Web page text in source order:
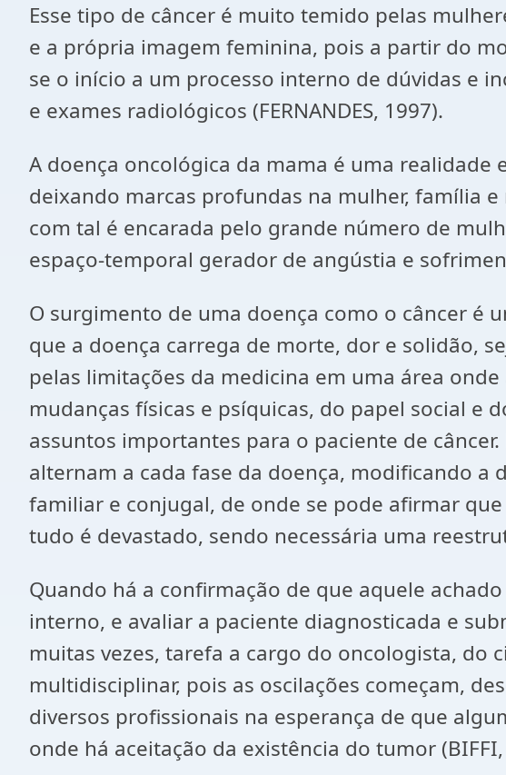
Esse tipo de câncer é muito temido pelas
e a própria imagem feminina, pois a partir do
se o início a um processo interno de dúvidas e
e exames radiológicos (FERNANDES, 1997).
A doença oncológica da mama é uma
deixando marcas profundas na mulher, família
com tal é encarada pelo grande número de
espaço-temporal gerador de angústia e
O surgimento de uma doença como o câncer é
que a doença carrega de morte, dor e solidão,
pelas limitações da medicina em uma área
mudanças físicas e psíquicas, do papel social e
assuntos importantes para o paciente de
alternam a cada fase da doença, modificando
familiar e conjugal, de onde se pode afirmar
tudo é devastado, sendo necessária uma
Quando há a confirmação de que aquele
interno, e avaliar a paciente diagnosticada e
muitas vezes, tarefa a cargo do oncologista,
multidisciplinar, pois as oscilações começam,
diversos profissionais na esperança de que
onde há aceitação da existência do tumor